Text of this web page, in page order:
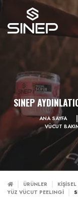
SINEP
ANA SAYFA
VÜCUT
ÜRÜNLER
YÜZ VÜCUT PEELINGİ